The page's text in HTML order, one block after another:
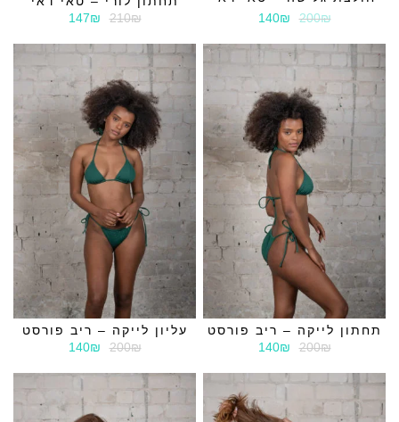
200₪
140₪
210₪
147₪
תחתון לייקה – ריב פורסט
200₪
140₪
עליון לייקה – ריב פורסט
200₪
140₪